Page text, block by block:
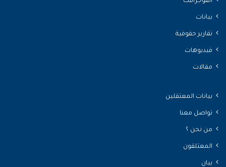
بيانات
تقارير حقوقية
فيديوهات
مقالات
بيانات المعتقلين
تواصل معنا
من نحن ؟
المعتلقون
بيان